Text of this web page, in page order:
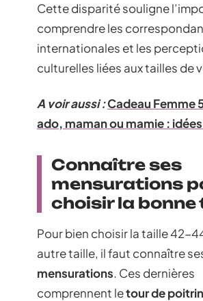
Cette disparité souligne
comprendre les
internationales et les
culturelles liées aux tailles de
A voir aussi :Cadeau Femme
ado, maman ou mamie :
Connaître ses
mensurations
choisir la bonne
Pour bien choisir la taille 42-
autre taille, il faut connaître
mensurations. Ces dernières
comprennent letour de